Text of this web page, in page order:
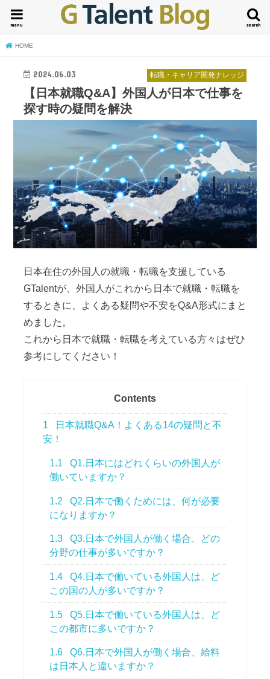
search
menu
HOME
転職・キャリア開発ナレッジ
2024.06.03
【日本就職Q&A】外国人が日本で仕事を
探す時の疑問を解決
日本在住の外国人の就職・転職を支援している
GTalentが、外国人がこれから日本で就職・転職を
するときに、よくある疑問や不安をQ&A形式にまと
めました。
これから日本で就職・転職を考えている方々はぜひ
参考にしてください！
Contents
1
日本就職Q&A！よくある14の疑問と不
安！
1.1
Q1.日本にはどれくらいの外国人が
働いていますか？
1.2
Q2.日本で働くためには、何が必要
になりますか？
1.3
Q3.日本で外国人が働く場合、どの
分野の仕事が多いですか？
1.4
Q4.日本で働いている外国人は、ど
この国の人が多いですか？
1.5
Q5.日本で働いている外国人は、ど
この都市に多いですか？
1.6
Q6.日本で外国人が働く場合、給料
は日本人と違いますか？